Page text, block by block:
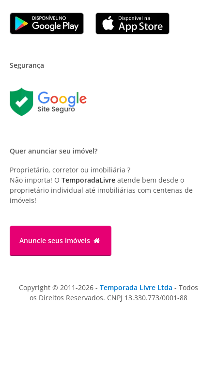
Segurança
Quer anunciar seu imóvel?
Proprietário, corretor ou imobiliária ?
Não importa! O TemporadaLivre atende bem desde o
proprietário individual até imobiliárias com centenas de
imóveis!
Anuncie seus imóveis
Copyright © 2011-2026 - Temporada Livre Ltda - Todos
os Direitos Reservados. CNPJ 13.330.773/0001-88